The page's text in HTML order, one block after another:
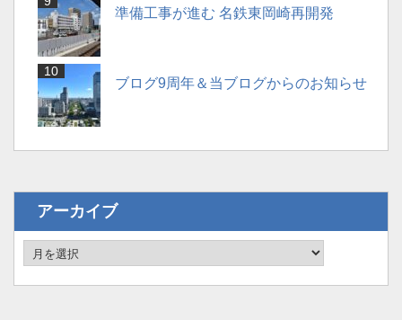
準備工事が進む 名鉄東岡崎再開発
ブログ9周年＆当ブログからのお知らせ
アーカイブ